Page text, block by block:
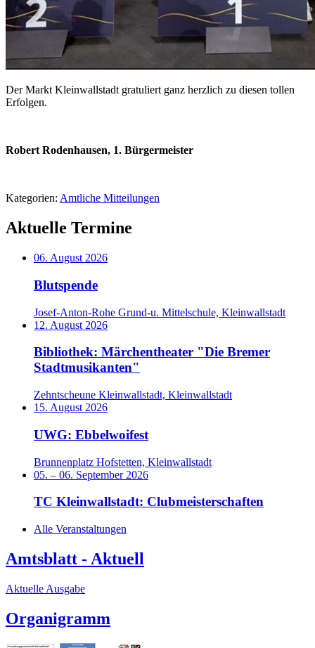
Der Markt Kleinwallstadt gratuliert ganz herzlich zu diesen tollen
Erfolgen.
Robert Rodenhausen, 1. Bürgermeister
Kategorien: Amtliche Mitteilungen
Aktuelle Termine
06. August 2026
Blutspende
Josef-Anton-Rohe Grund-u. Mittelschule, Kleinwallstadt
12. August 2026
Bibliothek: Märchentheater "Die Bremer
Stadtmusikanten"
Zehntscheune Kleinwallstadt, Kleinwallstadt
15. August 2026
UWG: Ebbelwoifest
Brunnenplatz Hofstetten, Kleinwallstadt
05. – 06. September 2026
TC Kleinwallstadt: Clubmeisterschaften
Alle Veranstaltungen
Amtsblatt - Aktuell
Aktuelle Ausgabe
Organigramm